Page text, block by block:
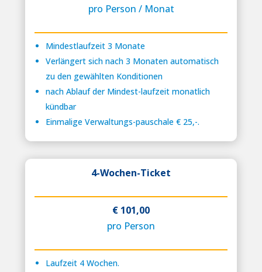
pro Person / Monat
Mindestlaufzeit 3 Monate
Verlängert sich nach 3 Monaten automatisch
zu den gewählten Konditionen
nach Ablauf der Mindest-laufzeit monatlich
kündbar
Einmalige Verwaltungs-pauschale € 25,-.
4-Wochen-Ticket
€ 101,00
pro Person
Laufzeit 4 Wochen.